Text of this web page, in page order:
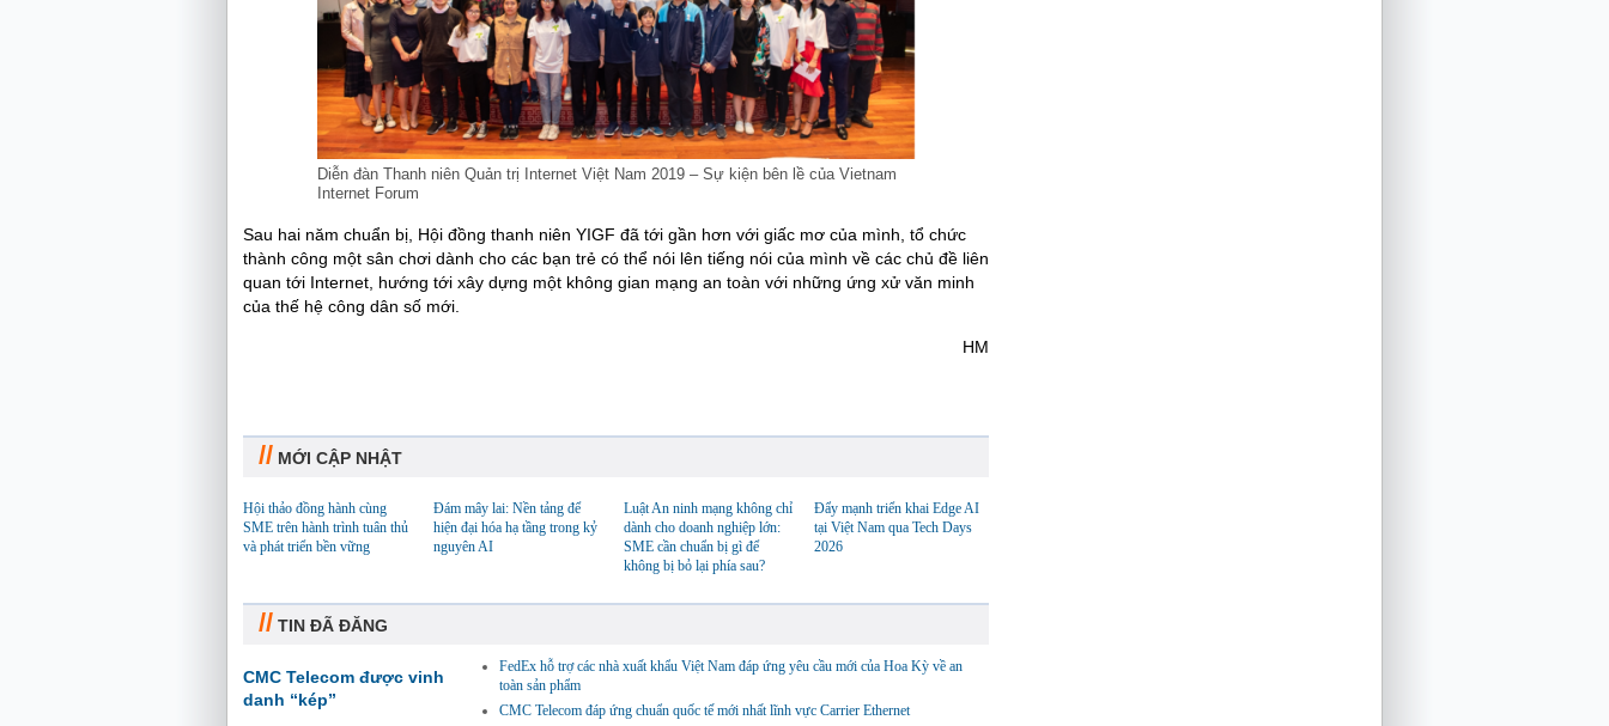
Diễn đàn Thanh niên Quản trị Internet Việt Nam 2019 – Sự kiện bên lề của Vietnam
Internet Forum
Sau hai năm chuẩn bị, Hội đồng thanh niên YIGF đã tới gần hơn với giấc mơ của mình, tổ chức
thành công một sân chơi dành cho các bạn trẻ có thể nói lên tiếng nói của mình về các chủ đề liên
quan tới Internet, hướng tới xây dựng một không gian mạng an toàn với những ứng xử văn minh
của thế hệ công dân số mới.
HM
// MỚI CẬP NHẬT
Hội thảo đồng hành cùng
SME trên hành trình tuân thủ
và phát triển bền vững
Đám mây lai: Nền tảng để
hiện đại hóa hạ tầng trong kỷ
nguyên AI
Luật An ninh mạng không chỉ
dành cho doanh nghiệp lớn:
SME cần chuẩn bị gì để
không bị bỏ lại phía sau?
Đẩy mạnh triển khai Edge AI
tại Việt Nam qua Tech Days
2026
// TIN ĐÃ ĐĂNG
CMC Telecom được vinh
danh “kép”
FedEx hỗ trợ các nhà xuất khẩu Việt Nam đáp ứng yêu cầu mới của Hoa Kỳ về an
toàn sản phẩm
CMC Telecom đáp ứng chuẩn quốc tế mới nhất lĩnh vực Carrier Ethernet